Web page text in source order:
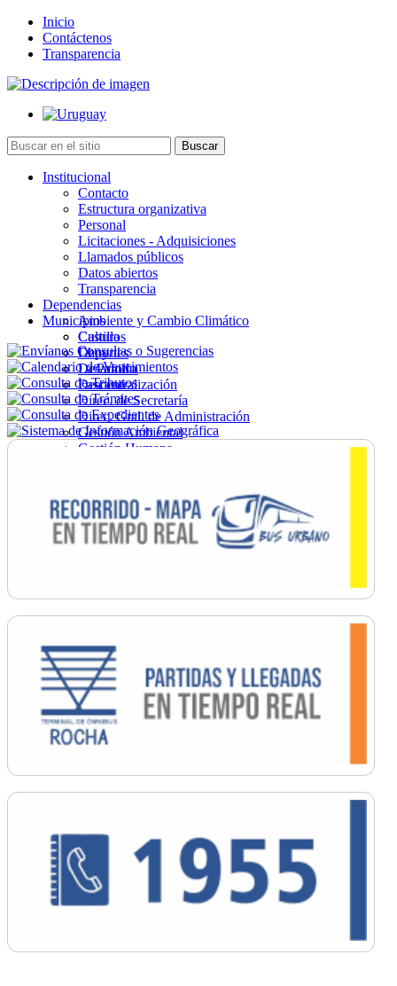
Inicio
Contáctenos
Transparencia
Institucional
Contacto
Estructura organizativa
Personal
Licitaciones - Adquisiciones
Llamados públicos
Datos abiertos
Transparencia
Dependencias
Ambiente y Cambio Climático
Cultura
Deportes
Desarrollo
Descentralización
Direc. de Secretaría
Direc. Gral. de Administración
Gestión Ambiental
Gestión Humana
Ordenamiento
Promoción Social
Salud
Secretaría General
Municipios
Castillos
Chuy
La Paloma
Lascano